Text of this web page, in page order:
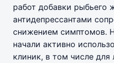
работ добавки рыбьего
антидепрессантами
снижением симптомов.
начали активно
клиник, в том числе для